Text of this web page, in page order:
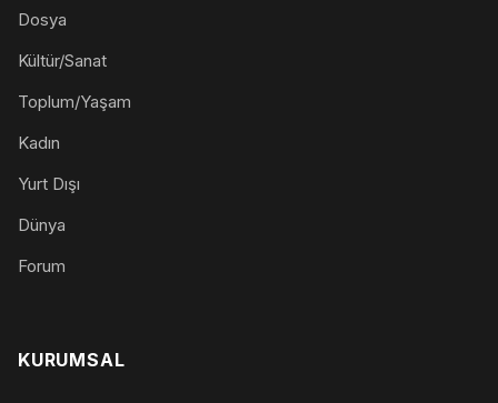
Dosya
Kültür/Sanat
Toplum/Yaşam
Kadın
Yurt Dışı
Dünya
Forum
KURUMSAL